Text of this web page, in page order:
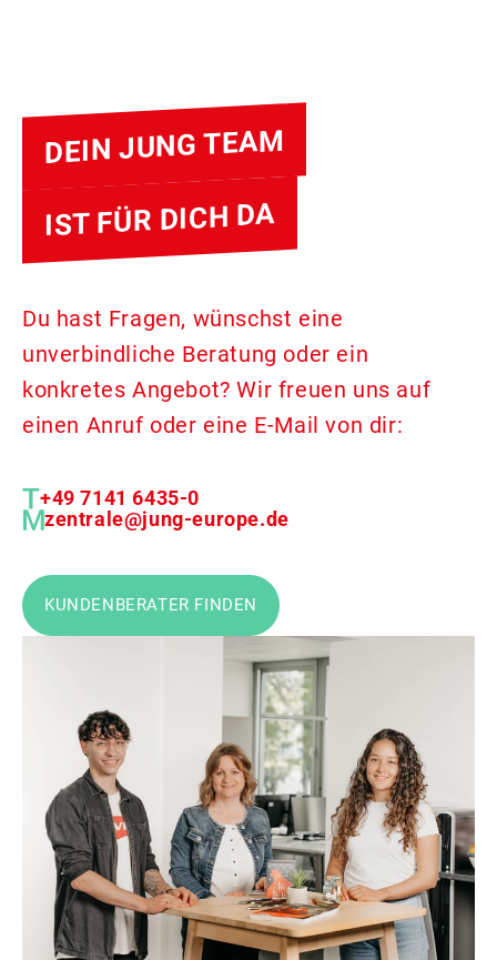
DEIN JUNG TEAM
IST FÜR DICH DA
Du hast Fragen, wünschst eine
unverbindliche Beratung oder ein
konkretes Angebot? Wir freuen uns auf
einen Anruf oder eine E-Mail von dir:
+49 7141 6435-0
zentrale@jung-europe.de
KUNDENBERATER FINDEN